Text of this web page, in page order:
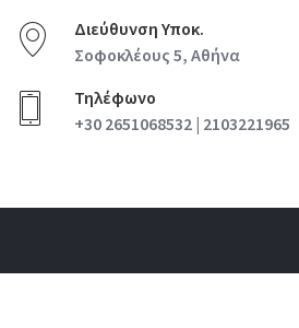
Διεύθυνση Υποκ.
Σοφοκλέους 5, Αθήνα
Τηλέφωνο
+30 2651068532 | 2103221965